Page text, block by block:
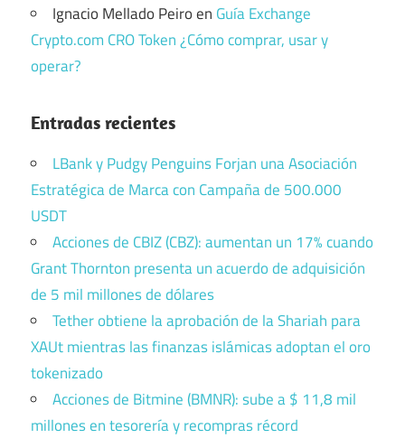
Ignacio Mellado Peiroen Guía Exchange
Crypto.com CRO Token ¿Cómo comprar, usar y
operar?
Entradas recientes
LBank y Pudgy Penguins Forjan una Asociación
Estratégica de Marca con Campaña de 500.000
USDT
Acciones de CBIZ (CBZ): aumentan un 17% cuando
Grant Thornton presenta un acuerdo de adquisición
de 5 mil millones de dólares
Tether obtiene la aprobación de la Shariah para
XAUt mientras las finanzas islámicas adoptan el oro
tokenizado
Acciones de Bitmine (BMNR): sube a $ 11,8 mil
millones en tesorería y recompras récord